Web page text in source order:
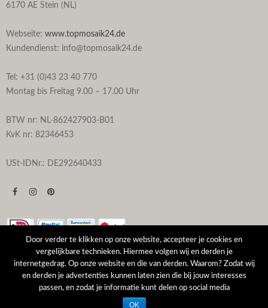
6170 AE Stein (NL)
Webseite: www.topmosaik24.de
Kundendienst: info@topmosaik24.de
Tel: +31 (0)43 23 40 770
Montag bis Freitag 9.00 – 17.00 Uhr
BTW nr: NL-862427903-B01
KvK nr: 82346453
USt-IDNr.: DE292640433
© Topmosaik24 - Website by Remy Ameling.com
Door verder te klikken op onze website, accepteer je cookies en
vergelijkbare technieken. Hiermee volgen wij en derden je
internetgedrag. Op onze website en die van derden. Waarom? Zodat wij
en derden je advertenties kunnen laten zien die bij jouw interesses
passen, en zodat je informatie kunt delen op social media
OK